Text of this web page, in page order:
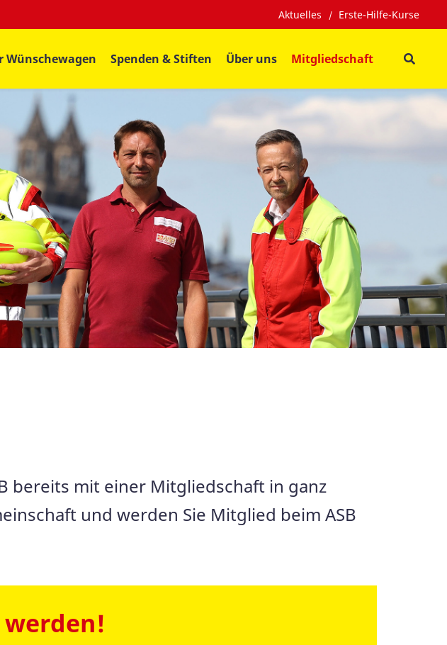
Aktuelles Erste-Hilfe-Kurse
Wünschewagen Spenden & Stiften Über uns Mitgliedschaft
bereits mit einer Mitgliedschaft in ganz
und werden Sie Mitglied beim ASB